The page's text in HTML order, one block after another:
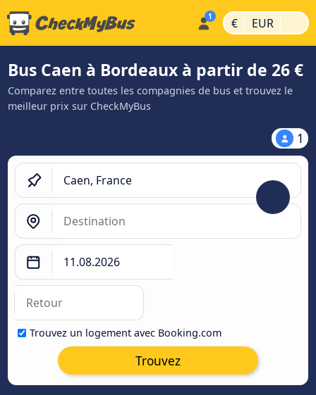
€ | EUR |
Bus Caen à Bordeaux à partir de 26 €
Comparez entre toutes les compagnies de bus et trouvez le
meilleur prix sur CheckMyBus
1
Trouvez un logement avec Booking.com
Trouvez